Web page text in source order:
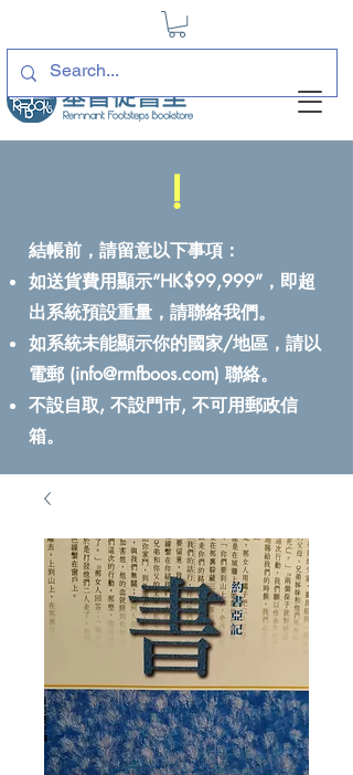
!
結帳前，請留意以下事項：
如送貨費用顯示“HK$99,999”，即超
出系統預設重量，請聯絡我們。
如系統未能顯示你的國家/地區，請以
電郵 (info@rmfboos.com) 聯絡。
不設自取, 不設門巿, 不可用郵政信
箱。